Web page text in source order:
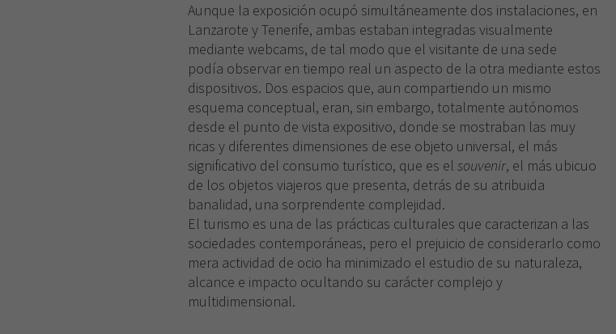
Aunque la exposición ocupó simultáneamente dos instalaciones, en
Lanzarote y Tenerife, ambas estaban integradas visualmente
mediante webcams, de tal modo que el visitante de una sede
podía observar en tiempo real un aspecto de la otra mediante estos
dispositivos. Dos espacios que, aun compartiendo un mismo
esquema conceptual, eran, sin embargo, totalmente autónomos
desde el punto de vista expositivo, donde se mostraban las muy
ricas y diferentes dimensiones de ese objeto universal, el más
significativo del consumo turístico, que es el souvenir, el más ubicuo
de los objetos viajeros que presenta, detrás de su atribuida
banalidad, una sorprendente complejidad.
El turismo es una de las prácticas culturales que caracterizan a las
sociedades contemporáneas, pero el prejuicio de considerarlo como
mera actividad de ocio ha minimizado el estudio de su naturaleza,
alcance e impacto ocultando su carácter complejo y
multidimensional.